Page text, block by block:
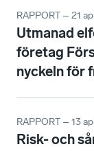
RAPPORT – 21
Utmanad
företag
nyckeln för
RAPPORT – 13
Risk- och